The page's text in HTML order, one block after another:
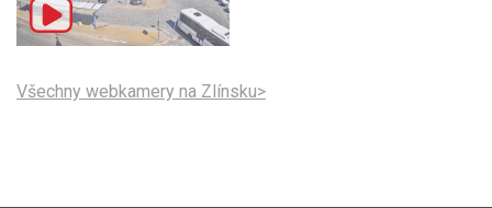
Všechny webkamery na Zlínsku>